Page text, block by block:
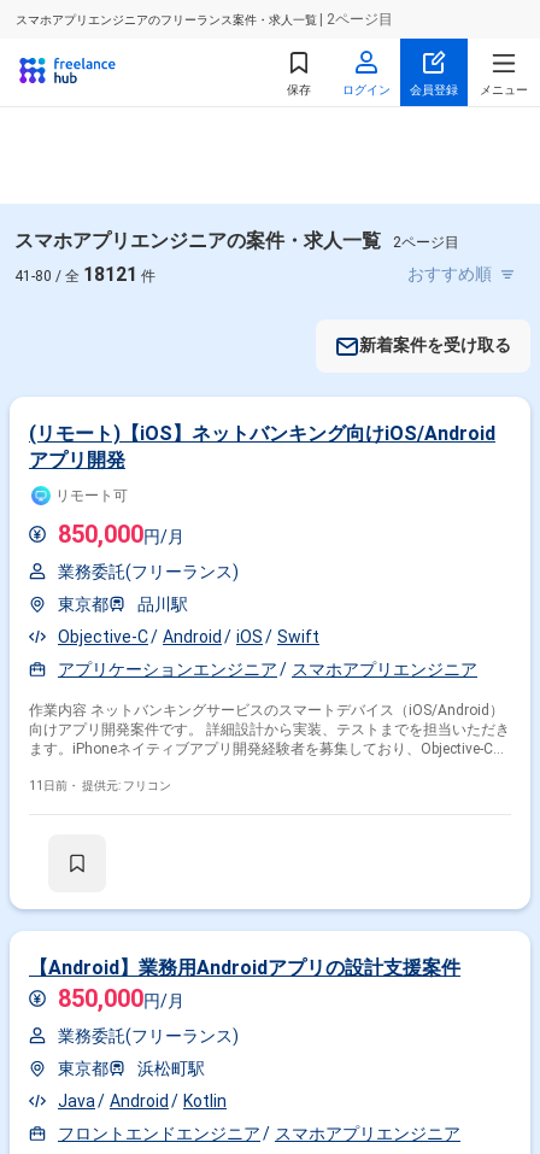
スマホアプリエンジニアのフリーランス案件・求人一覧 | 2ページ目
保存 ログイン 会員登録 メニュー
スマホアプリエンジニアの案件・求人一覧
2ページ目
41-80 / 全 18121 件
新着案件を受け取る
(リモート)【iOS】ネットバンキング向けiOS/Android
アプリ開発
リモート可
850,000円/月
業務委託(フリーランス)
東京都
品川駅
Objective-C
Android iOS
Swift
アプリケーションエンジニア
スマホアプリエンジニア
作業内容 ネットバンキングサービスのスマートデバイス（iOS/Android）
向けアプリ開発案件です。 詳細設計から実装、テストまでを担当いただき
ます。iPhoneネイティブアプリ開発経験者を募集しており、Objective-Cま
です。
11日前・ 提供元: フリコン
【Android】業務用Androidアプリの設計支援案件
850,000円/月
業務委託(フリーランス)
東京都
浜松町駅
Java
Android
Kotlin
フロントエンドエンジニア
スマホアプリエンジニア